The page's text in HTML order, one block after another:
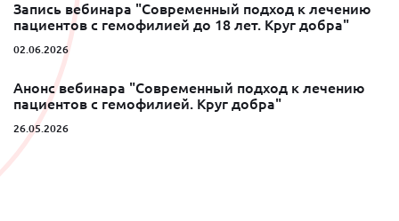
Запись вебинара "Современный подход к лечению
пациентов с гемофилией до 18 лет. Круг добра"
02.06.2026
Анонс вебинара "Современный подход к лечению
пациентов с гемофилией. Круг добра"
26.05.2026